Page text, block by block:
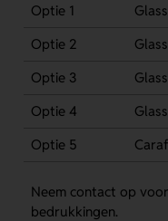
Optie 1
Optie 2
Optie 3
Optie 4
Optie 5
Neem contact op
bedrukkingen.